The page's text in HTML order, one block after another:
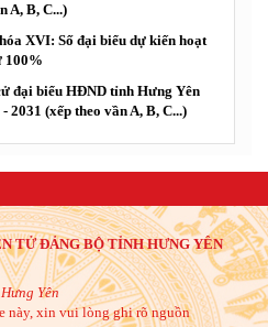
A, B, C...)
XVI: Số đại biểu dự kiến hoạt
100%
đại biểu HĐND tỉnh Hưng Yên
(xếp theo vần A, B, C...)
TỬ ĐẢNG BỘ TỈNH HƯNG YÊN
Yên
này, xin vui lòng ghi rõ nguồn